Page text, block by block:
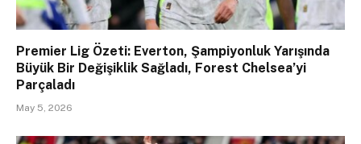
Premier Lig Özeti: Everton, Şampiyonluk Yarışında
Büyük Bir Değişiklik Sağladı, Forest Chelsea’yi
Parçaladı
May 5, 2026